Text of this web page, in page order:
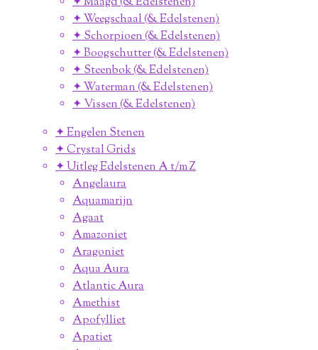
✦ Weegschaal (& Edelstenen)
✦ Schorpioen (& Edelstenen)
✦ Boogschutter (& Edelstenen)
✦ Steenbok (& Edelstenen)
✦ Waterman (& Edelstenen)
✦ Vissen (& Edelstenen)
✦ Engelen Stenen
✦ Crystal Grids
✦ Uitleg Edelstenen A t/m Z
Angelaura
Aquamarijn
Agaat
Amazoniet
Aragoniet
Aqua Aura
Atlantic Aura
Amethist
Apofylliet
Apatiet